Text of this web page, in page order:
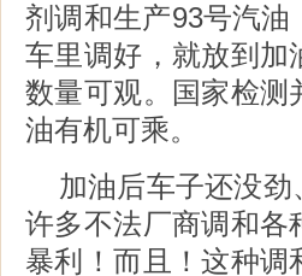
剂调和生产93号汽
车里调好，就放到加
数量可观。国家检测
油有机可乘。
加油后车子还没
许多不法厂商调和各
暴利！而且！这种调